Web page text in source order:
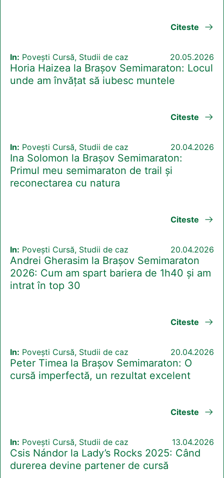
Citeste
In: Povești Cursă, Studii de caz 20.05.2026
Horia Haizea la Brașov Semimaraton: Locul
unde am învățat să iubesc muntele
Citeste
In: Povești Cursă, Studii de caz 20.04.2026
Ina Solomon la Brașov Semimaraton:
Primul meu semimaraton de trail și
reconectarea cu natura
Citeste
In: Povești Cursă, Studii de caz 20.04.2026
Andrei Gherasim la Brașov Semimaraton
2026: Cum am spart bariera de 1h40 și am
intrat în top 30
Citeste
In: Povești Cursă, Studii de caz 20.04.2026
Peter Timea la Brașov Semimaraton: O
cursă imperfectă, un rezultat excelent
Citeste
In: Povești Cursă, Studii de caz 13.04.2026
Csis Nándor la Lady’s Rocks 2025: Când
durerea devine partener de cursă